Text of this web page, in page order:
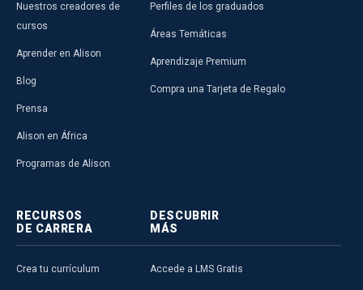
Nuestros creadores de
cursos
Aprender en Alison
Blog
Prensa
Alison en África
Programas de Alison
Perfiles de los graduados
Áreas Temáticas
Aprendizaje Premium
Compra una Tarjeta de Regalo
RECURSOS
DE CARRERA
Crea tu currículum
DESCUBRIR
MÁS
Accede a LMS Gratis